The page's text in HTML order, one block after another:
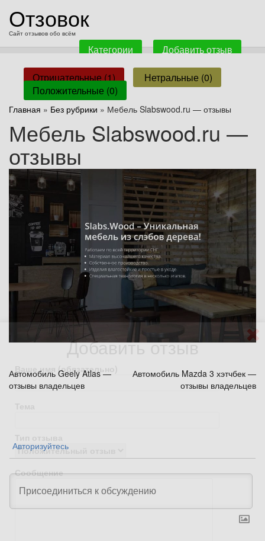
содержанию
Отзовок
Сайт отзывов обо всём
Категории Добавить отзыв
Отрицательные (1)
Нетральные (0)
Положительные (0)
Главная » Без рубрики » Мебель Slabswood.ru — отзывы
Мебель Slabswood.ru —
отзывы
Навигация
по
Автомобиль Geely Atlas —
отзывы владельцев
Автомобиль Mazda 3 хэтчбек —
отзывы владельцев
Авторизуйтесь
Добавить отзыв
Ваше имя (обязательно)
Сообщение